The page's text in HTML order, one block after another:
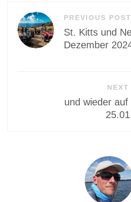
Beitragsnavigation
PREVIOUS POST
St. Kitts und
Dezember
NEXT
und wieder auf